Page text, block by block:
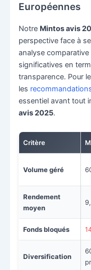
Européennes
Notre Mintos avis
perspective face à
analyse
significatives en
transparence. Pour
les
essentiel avant tout
avis 2025.
Critère
Volume géré
Rendement
moyen
Fonds bloqués
Diversification